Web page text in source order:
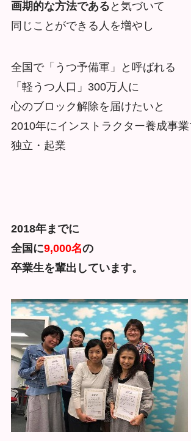
画期的な方法である と気づいて
同じことができる人を増やし
全国で「うつ予備軍」と呼ばれる
「軽うつ人口」300万人に
心のブロック解除を届けたいと
2010年にインストラクター養成事
独立・起業
2018年までに
全国に9,000名の
卒業生を輩出しています。